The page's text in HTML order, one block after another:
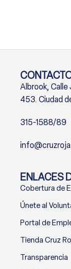
Albrook,
453. Ciudad
315-1588/89
ENLACES
Cobertura de
Únete al
Portal de
Tienda Cruz
Transparencia